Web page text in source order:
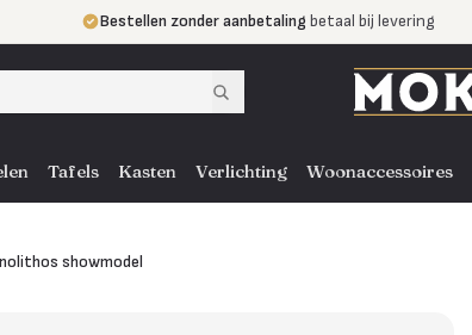
Bestellen zonder aanbetaling betaal bij levering
Eigen bezorgdienst door heel NL, BE en DE
Tafels Kasten Verlichting Woonaccessoires
showmodel